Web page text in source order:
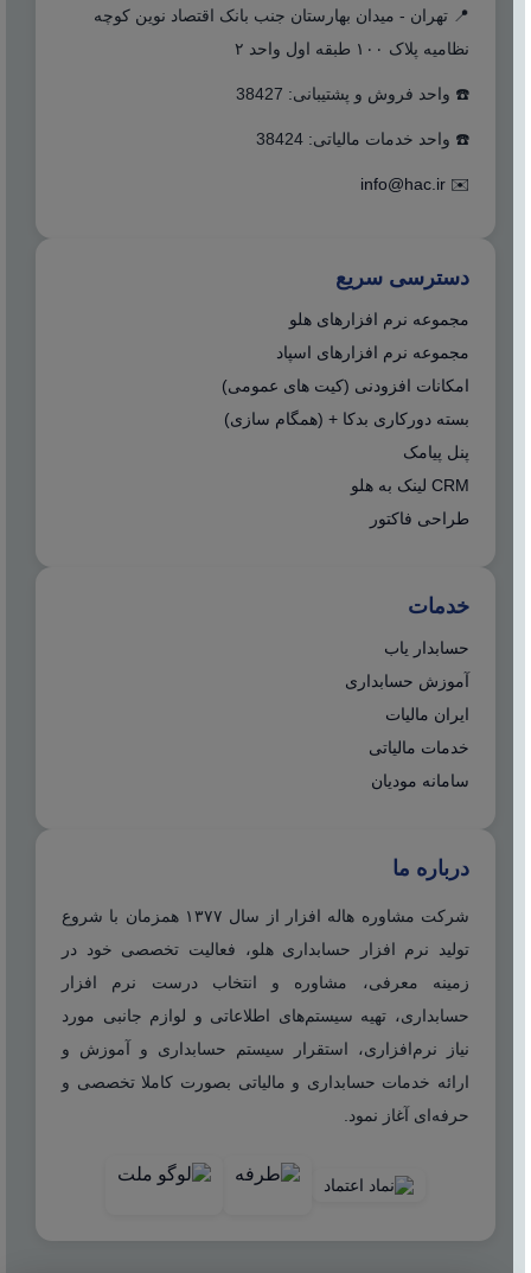
📍 تهران - میدان بهارستان جنب بانک اقتصاد نوین کوچه
نظامیه پلاک ۱۰۰ طبقه اول واحد ۲
☎️ واحد فروش و پشتیبانی: 38427
☎️ واحد خدمات مالیاتی: 38424
✉️
info@hac.ir
دسترسی سریع
مجموعه نرم افزارهای هلو
مجموعه نرم افزارهای اسپاد
امکانات افزودنی (کیت های عمومی)
بسته دورکاری بدکا + (همگام سازی)
پنل پیامک
CRM لینک به هلو
طراحی فاکتور
خدمات
حسابدار یاب
آموزش حسابداری
ایران مالیات
خدمات مالیاتی
سامانه مودیان
درباره ما
شرکت مشاوره هاله افزار از سال ۱۳۷۷ همزمان با شروع
تولید نرم افزار حسابداری هلو، فعالیت تخصصی خود در
زمینه معرفی، مشاوره و انتخاب درست نرم افزار
حسابداری، تهیه سیستم‌های اطلاعاتی و لوازم جانبی مورد
نیاز نرم‌افزاری، استقرار سیستم حسابداری و آموزش و
ارائه خدمات حسابداری و مالیاتی بصورت کاملا تخصصی و
حرفه‌ای آغاز نمود.